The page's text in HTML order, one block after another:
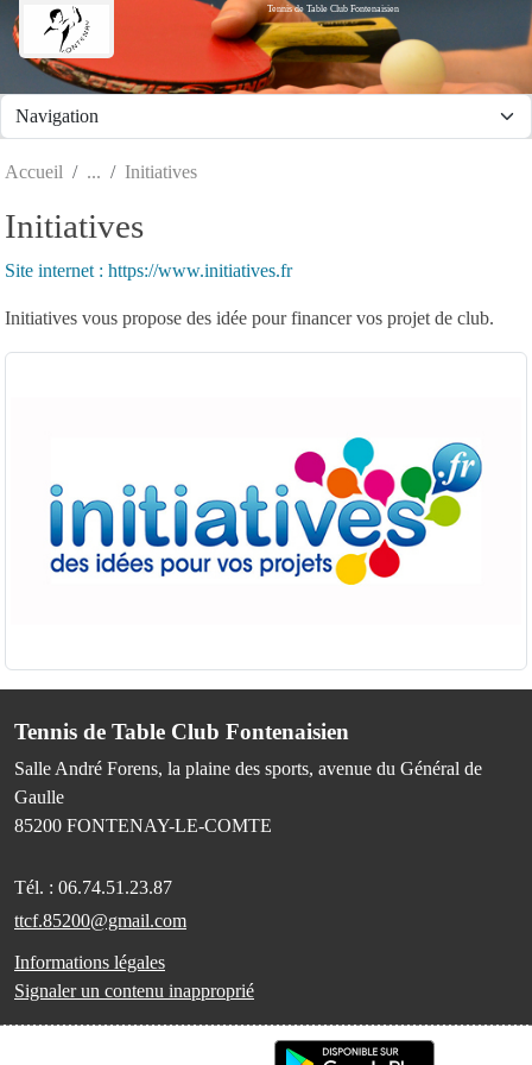
Tennis de Table Club Fontenaisien
Accueil Initiatives
Initiatives
Site internet : https://www.initiatives.fr
Initiatives vous propose des idée pour financer vos projet de club.
Tennis de Table Club Fontenaisien
Salle André Forens, la plaine des sports, avenue du Général de
Gaulle
85200 FONTENAY-LE-COMTE
Tél. : 06.74.51.23.87
ttcf.85200@gmail.com
Informations légales
Signaler un contenu inapproprié
Panneau de gestion des cookies